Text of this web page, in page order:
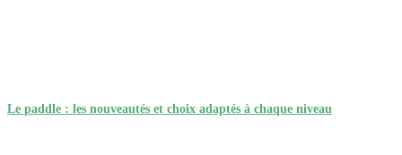
Le paddle : les nouveautés et choix adaptés à chaque niveau